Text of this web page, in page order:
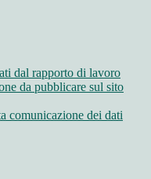
dal rapporto di lavoro
da pubblicare sul sito
comunicazione dei dati